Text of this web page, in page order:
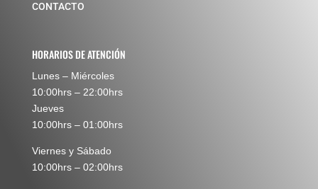
CONTACTO
HORARIOS DE ATENCIÓN
Lunes – Miércoles
10:00hrs – 22:00hrs
Jueves
10:00hrs – 01:00hrs
Viernes y Sábado
10:00hrs – 02:00hrs